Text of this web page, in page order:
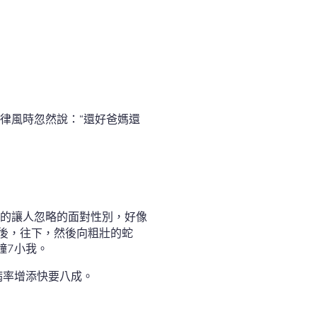
風時忽然說：“還好爸媽還
讓人忽略的面對性別，好像
，往下，然後向粗壯的蛇
7小我。
增添快要八成。